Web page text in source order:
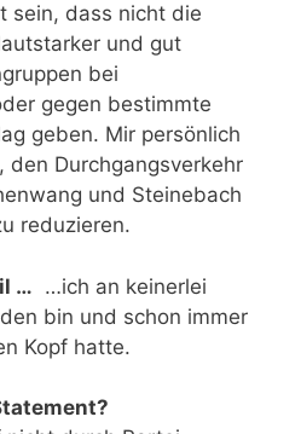
sein, dass nicht die
und gut
bei
gegen bestimmte
geben. Mir persönlich
den Durchgangsverkehr
und Steinebach
reduzieren.
… …ich an keinerlei
bin und schon immer
Kopf hatte.